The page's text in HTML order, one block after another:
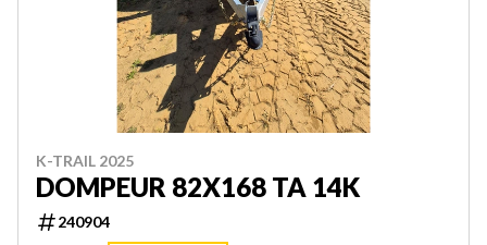
K-TRAIL 2025
DOMPEUR 82X168 TA 14K
240904